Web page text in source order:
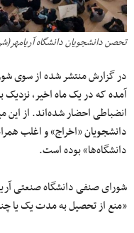
تحصن دانشجویان دانشگاه
در گزارش منتشر شده از سوی
آمده که در یک ماه اخیر، نزدیک
انضباطی احضار شده‌اند. از این
دانشجویان «اخراج» و اغلب
دانشگاه‌ها» بوده است.
شورای صنفی دانشگاه صنعتی
«منع از تحصیل به مدت یک یا